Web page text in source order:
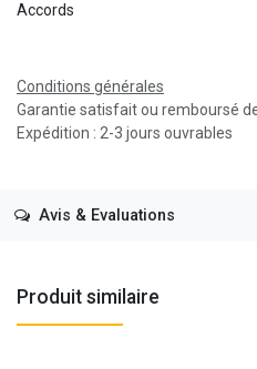
Accords
Conditions générales
Garantie satisfait ou remboursé
Expédition : 2-3 jours ouvrables
Avis & Evaluations
Produit similaire